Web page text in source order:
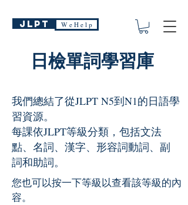
JLPT W e H e l p
日檢單詞學習庫
我們總結了從JLPT N5到N1的日語學
習資源。
每課依JLPT等級分類，包括文法
點、名詞、漢字、形容詞動詞、副
詞和助詞。
您也可以按一下等級以查看該等級的內
容。